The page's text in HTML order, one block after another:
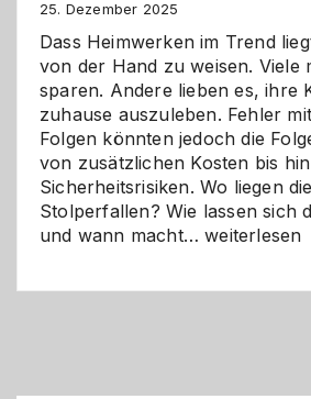
Zukunft
25. Dezember 2025
Dass Heimwerken im Trend
von der Hand zu weisen. Viele
sparen. Andere lieben es, ihre
zuhause auszuleben. Fehler
Folgen könnten jedoch die
von zusätzlichen Kosten bis
Sicherheitsrisiken. Wo liegen
Stolperfallen? Wie lassen sich
und wann macht…Selber
weiterlesen